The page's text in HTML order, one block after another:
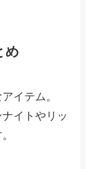
め
イテム。
イトやリッ